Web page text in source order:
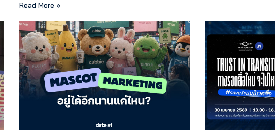
Read More »